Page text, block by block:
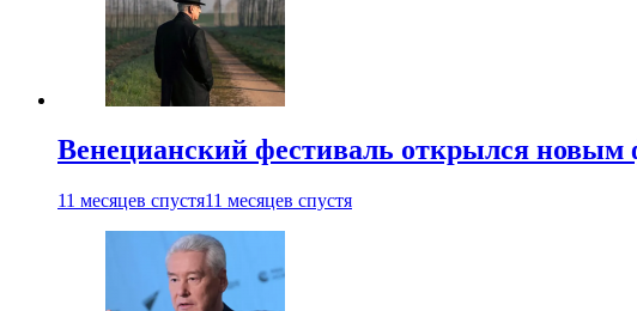
Венецианский фестиваль открылся
11 месяцев спустя11 месяцев спустя